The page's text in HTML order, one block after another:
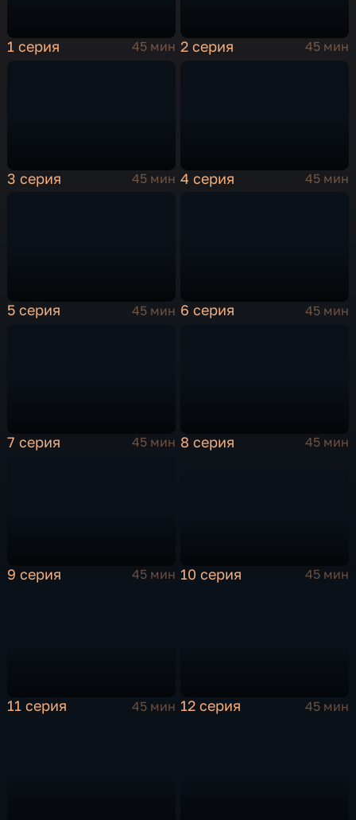
1 серия 45 мин 2 серия 45 мин
3 серия 45 мин 4 серия 45 мин
5 серия 45 мин 6 серия 45 мин
7 серия 45 мин 8 серия 45 мин
9 серия 45 мин 10 серия 45 мин
11 серия 45 мин 12 серия 45 мин